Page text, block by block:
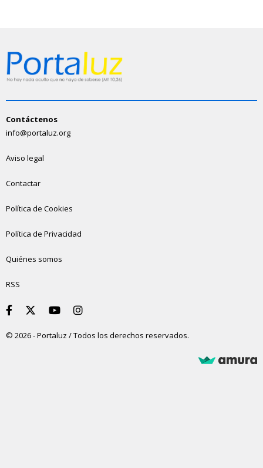
Contáctenos
info@portaluz.org
Aviso legal
Contactar
Política de Cookies
Política de Privacidad
Quiénes somos
RSS
© 2026 - Portaluz / Todos los derechos reservados.